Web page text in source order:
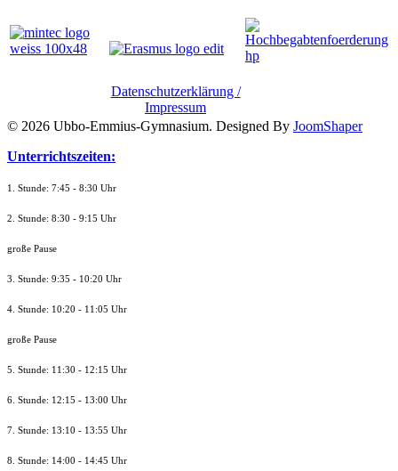
Datenschutzerklärung /
Impressum
© 2026 Ubbo-Emmius-Gymnasium. Designed By JoomShaper
Unterrichtszeiten:
1. Stunde: 7:45 - 8:30 Uhr
2. Stunde: 8:30 - 9:15 Uhr
große Pause
3. Stunde: 9:35 - 10:20 Uhr
4. Stunde: 10:20 - 11:05 Uhr
große Pause
5. Stunde: 11:30 - 12:15 Uhr
6. Stunde: 12:15 - 13:00 Uhr
7. Stunde: 13:10 - 13:55 Uhr
8. Stunde: 14:00 - 14:45 Uhr